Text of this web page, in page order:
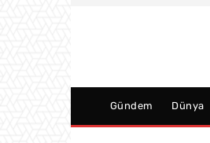
Gündem Dünya